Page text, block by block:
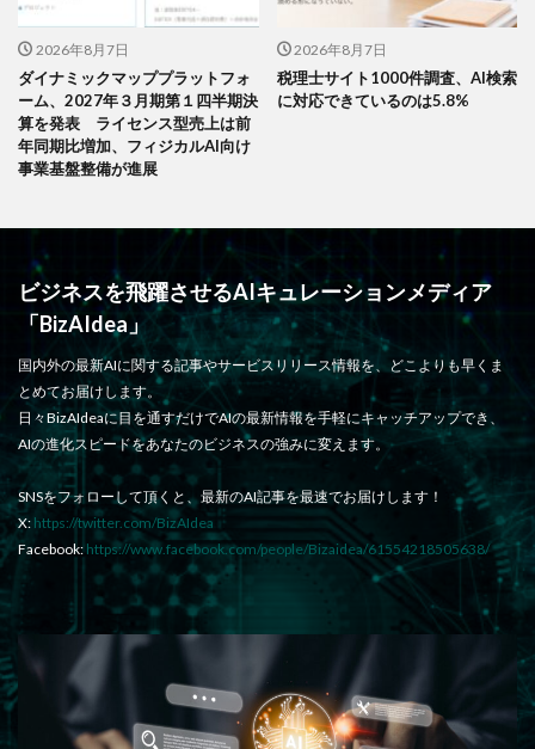
2026年8月7日
ダイナミックマッププラットフォ
ーム、2027年３月期第１四半期決
算を発表 ライセンス型売上は前
年同期比増加、フィジカルAI向け
事業基盤整備が進展
2026年8月7日
税理士サイト1000件調査、AI検索
に対応できているのは5.8%
ビジネスを飛躍させるAIキュレーションメディア
「BizAIdea」
国内外の最新AIに関する記事やサービスリリース情報を、どこよりも早くま
とめてお届けします。
日々BizAIdeaに目を通すだけでAIの最新情報を手軽にキャッチアップでき、
AIの進化スピードをあなたのビジネスの強みに変えます。
SNSをフォローして頂くと、最新のAI記事を最速でお届けします！
X: https://twitter.com/BizAIdea
Facebook: https://www.facebook.com/people/Bizaidea/61554218505638/